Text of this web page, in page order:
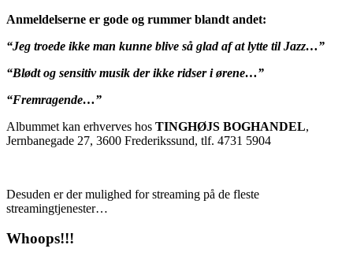
Anmeldelserne er gode og rummer blandt andet:
“Jeg troede ikke man kunne blive så glad af at lytte til Jazz…”
“Blødt og sensitiv musik der ikke ridser i ørene…”
“Fremragende…”
Albummet kan erhverves hos TINGHØJS BOGHANDEL,
Jernbanegade 27, 3600 Frederikssund, tlf. 4731 5904
Desuden er der mulighed for streaming på de fleste
streamingtjenester…
Whoops!!!